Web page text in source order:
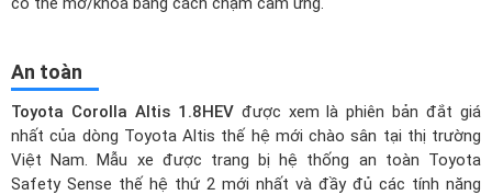
tiêu chuẩn xịn mịn không kém tạo cảm giác an toàn và sự tin
Hệ thống 7 túi khí
trên xe nhằm đảm bảo sự an toàn cho người lái cũng như
hành khách tránh khỏi những va chạm mạnh khi không may
có tai nạn xảy ra.
Trang bị 7 túi khí bảo vệ an toàn